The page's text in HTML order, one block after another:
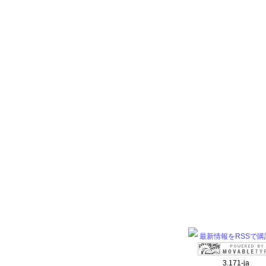
最新情報をRSSで購
3.171-ja